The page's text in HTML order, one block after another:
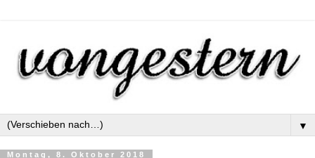
▼
Montag, 8. Oktober 2018